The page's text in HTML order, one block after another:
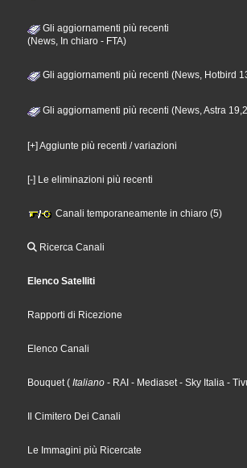
Gli aggiornamenti più recenti
(News, In chiaro - FTA)
Gli aggiornamenti più recenti (News, Hotbird
Gli aggiornamenti più recenti (News, Astra
[+] Aggiunte più recenti / variazioni
[-] Le eliminazioni più recenti
Canali temporaneamente in chiaro (5)
Ricerca Canali
Elenco Satelliti
Rapporti di Ricezione
Elenco Canali
Bouquet( Italiano - RAI - Mediaset- Sky Italia -
Il Cimitero Dei Canali
Le Immagini più Ricercate